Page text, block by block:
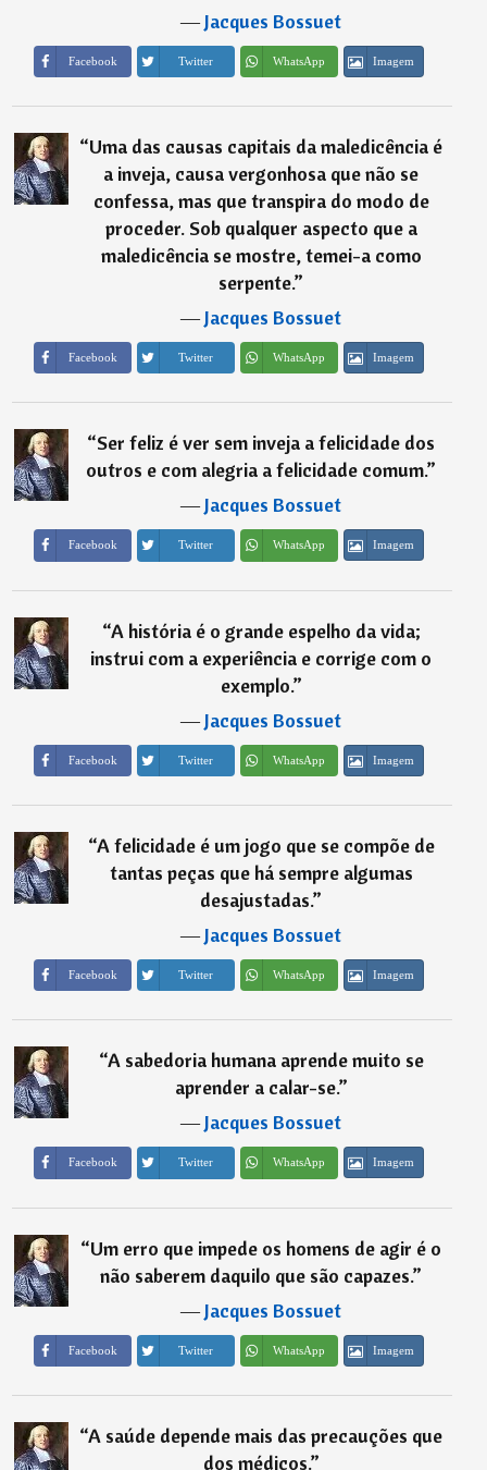
―Jacques Bossuet
Facebook Twitter WhatsApp Imagem
“Uma das causas capitais da maledicência é
a inveja, causa vergonhosa que não se
confessa, mas que transpira do modo de
proceder. Sob qualquer aspecto que a
maledicência se mostre, temei-a como
serpente.”
―Jacques Bossuet
Facebook Twitter WhatsApp Imagem
“Ser feliz é ver sem inveja a felicidade dos
outros e com alegria a felicidade comum.”
―Jacques Bossuet
Facebook Twitter WhatsApp Imagem
“A história é o grande espelho da vida;
instrui com a experiência e corrige com o
exemplo.”
―Jacques Bossuet
Facebook Twitter WhatsApp Imagem
“A felicidade é um jogo que se compõe de
tantas peças que há sempre algumas
desajustadas.”
―Jacques Bossuet
Facebook Twitter WhatsApp Imagem
“A sabedoria humana aprende muito se
aprender a calar-se.”
―Jacques Bossuet
Facebook Twitter WhatsApp Imagem
“Um erro que impede os homens de agir é o
não saberem daquilo que são capazes.”
―Jacques Bossuet
Facebook Twitter WhatsApp Imagem
“A saúde depende mais das precauções que
dos médicos.”